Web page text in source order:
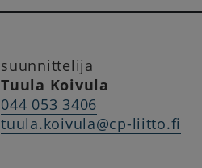
suunnittelija
Tuula Koivula
044 053 3406
tuula.koivula@cp-liitto.fi